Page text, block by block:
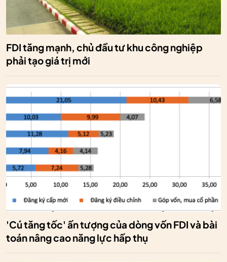
FDI tăng mạnh, chủ đầu tư khu công nghiệp
phải tạo giá trị mới
'Cú tăng tốc' ấn tượng của dòng vốn FDI và bài
toán nâng cao năng lực hấp thụ